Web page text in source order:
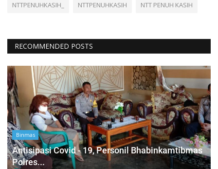
NTTPENUHKASIH_ NTTPENUHKASIH NTT PENUH KASIH
RECOMMENDED POSTS
Binmas
Antisipasi Covid - 19, Personil Bhabinkamtibmas
Polres...